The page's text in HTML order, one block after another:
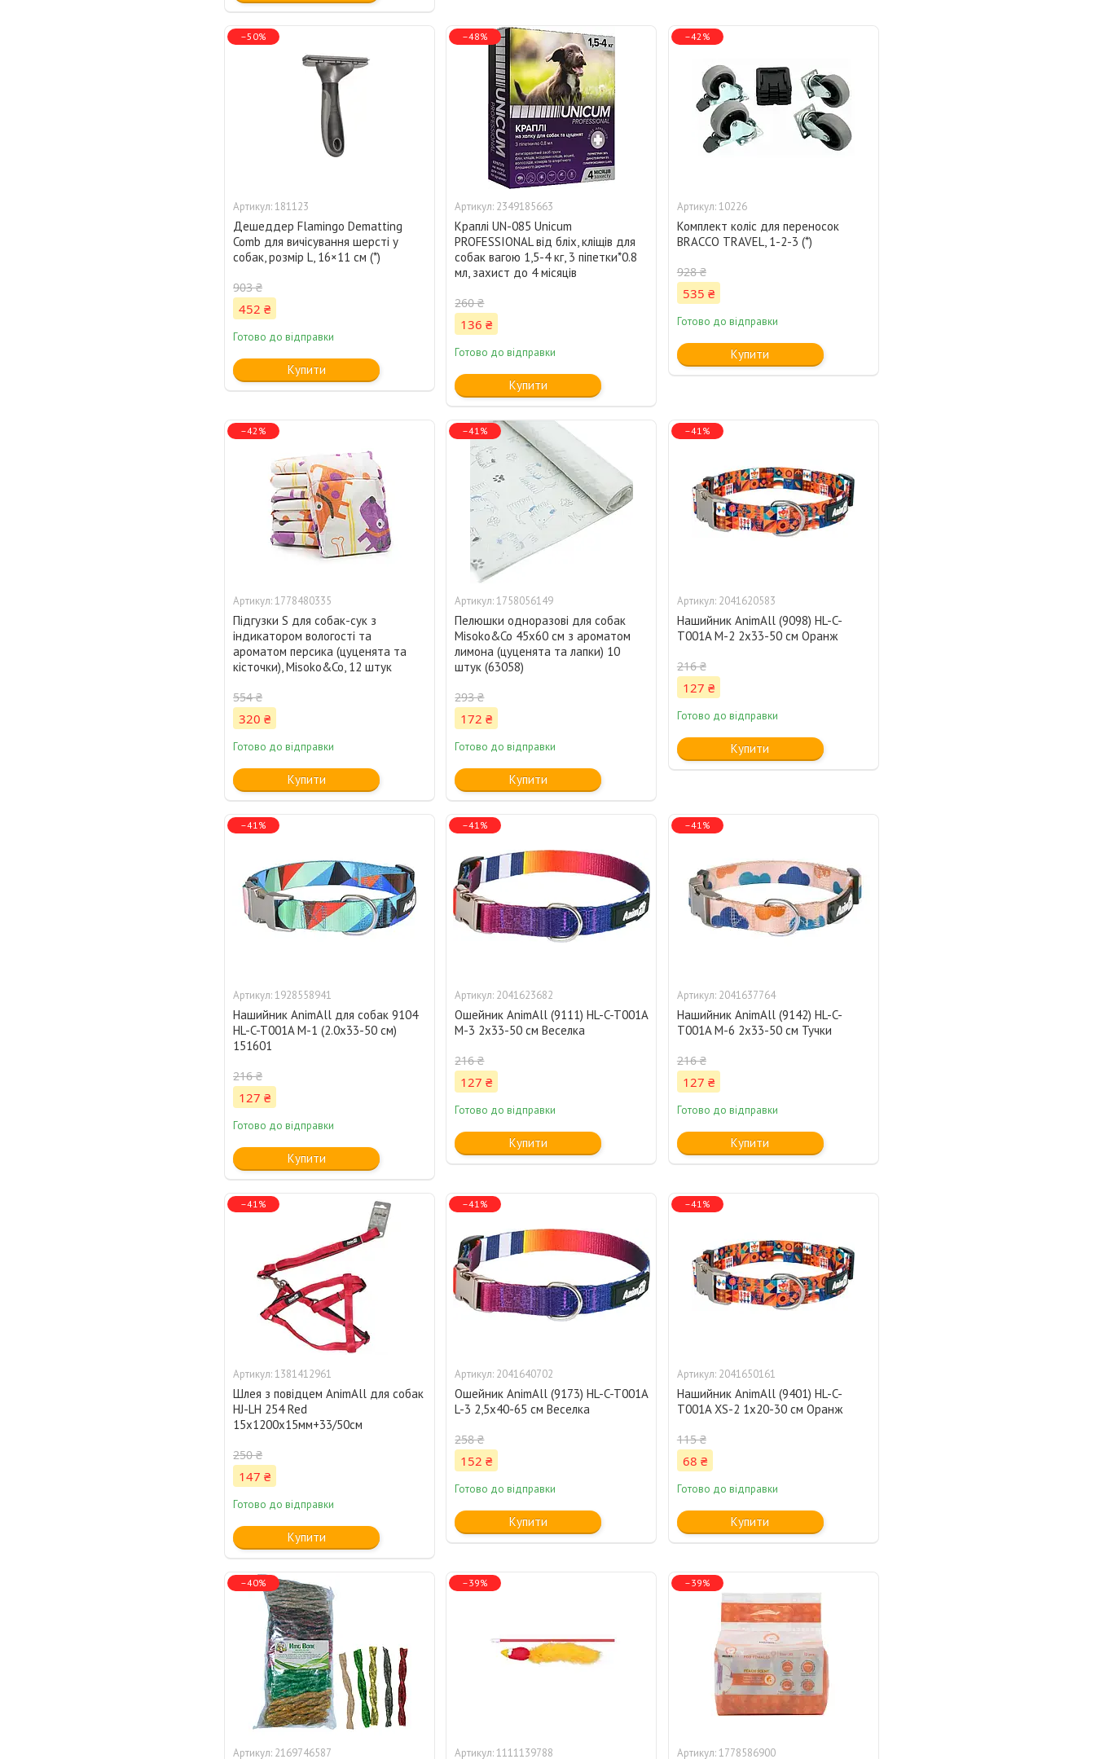
–50%
181123
Дешеддер Flamingo Dematting
Comb для вичісування шерсті у
собак, розмір L, 16×11 см (*)
903 ₴
452 ₴
Готово до відправки
Купити
–48%
2349185663
Краплі UN-085 Unicum
PROFESSIONAL від бліх, кліщів для
собак вагою 1,5-4 кг, 3 піпетки*0.8
мл, захист до 4 місяців
260 ₴
136 ₴
Готово до відправки
Купити
–42%
10226
Комплект коліс для переносок
BRACCO TRAVEL, 1-2-3 (*)
928 ₴
535 ₴
Готово до відправки
Купити
–42%
1778480335
Підгузки S для собак-сук з
індикатором вологості та
ароматом персика (цуценята та
кісточки), Misoko&Co, 12 штук
554 ₴
320 ₴
Готово до відправки
Купити
–41%
1758056149
Пелюшки одноразові для собак
Misoko&Co 45х60 см з ароматом
лимона (цуценята та лапки) 10
штук (63058)
293 ₴
172 ₴
Готово до відправки
Купити
–41%
2041620583
Нашийник AnimAll (9098) HL-C-
T001A M-2 2x33-50 см Оранж
216 ₴
127 ₴
Готово до відправки
Купити
–41%
1928558941
Нашийник AnimAll для собак 9104
HL-C-T001A M-1 (2.0х33-50 см)
151601
216 ₴
127 ₴
Готово до відправки
Купити
–41%
2041623682
Ошейник AnimAll (9111) HL-C-T001A
M-3 2x33-50 см Веселка
216 ₴
127 ₴
Готово до відправки
Купити
–41%
2041637764
Нашийник AnimAll (9142) HL-C-
T001A M-6 2x33-50 см Тучки
216 ₴
127 ₴
Готово до відправки
Купити
–41%
1381412961
Шлея з повідцем AnimAll для собак
HJ-LH 254 Red
15х1200х15мм+33/50см
250 ₴
147 ₴
Готово до відправки
Купити
–41%
2041640702
Ошейник AnimAll (9173) HL-C-T001A
L-3 2,5x40-65 см Веселка
258 ₴
152 ₴
Готово до відправки
Купити
–41%
2041650161
Нашийник AnimAll (9401) HL-C-
T001A XS-2 1x20-30 см Оранж
115 ₴
68 ₴
Готово до відправки
Купити
–40%
2169746587
–39%
1111139788
–39%
1778586900